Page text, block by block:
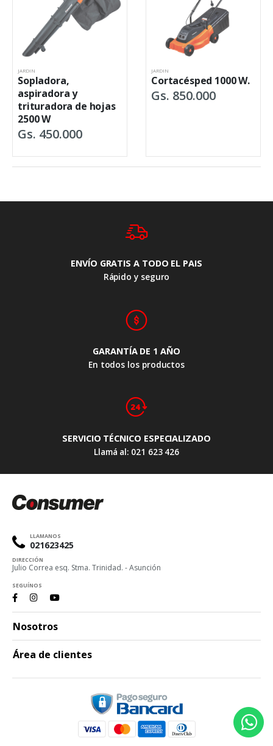
JARDIN
Sopladora,
aspiradora y
trituradora de hojas
2500 W
Gs. 450.000
JARDIN
Cortacésped 1000 W.
Gs. 850.000
ENVÍO GRATIS A TODO EL PAIS
Rápido y seguro
GARANTÍA DE 1 AÑO
En todos los productos
SERVICIO TÉCNICO ESPECIALIZADO
Llamá al: 021 623 426
LLAMANOS
021623425
DIRECCIÓN
Julio Correa esq. Stma. Trinidad. - Asunción
SEGUÍNOS
Nosotros
Área de clientes